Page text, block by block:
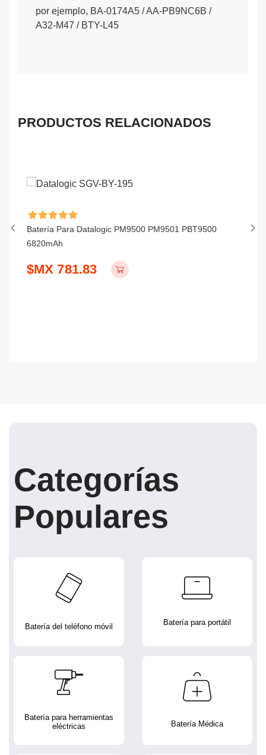
por ejemplo, BA-0174A5 / AA-PB9NC6B /
A32-M47 / BTY-L45
PRODUCTOS RELACIONADOS
Batería Para Datalogic PM9500 PM9501 PBT9500
6820mAh
$MX 781.83
Categorías
Populares
Batería del teléfono móvil Batería para portátil
Batería para herramientas
eléctricas
Batería Médica